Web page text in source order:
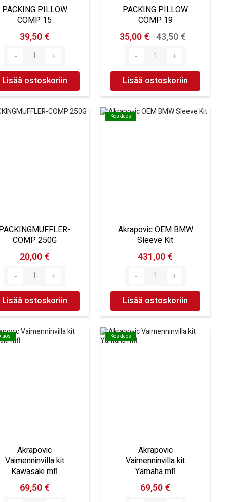
PACKING PILLOW
COMP 15
39,50 €
Lisää ostoskoriin
PACKING PILLOW
COMP 19
35,00 € 43,50 €
Lisää ostoskoriin
COMP 250G
20,00 €
Lisää ostoskoriin
Kesklaos
Kesklaos
Akrapovic OEM BMW
Sleeve Kit
431,00 €
Lisää ostoskoriin
Akrapovic
Vaimenninvilla kit
Kawasaki mfl
69,50 €
Kesklaos
Kesklaos
Akrapovic
Vaimenninvilla kit
Yamaha mfl
69,50 €